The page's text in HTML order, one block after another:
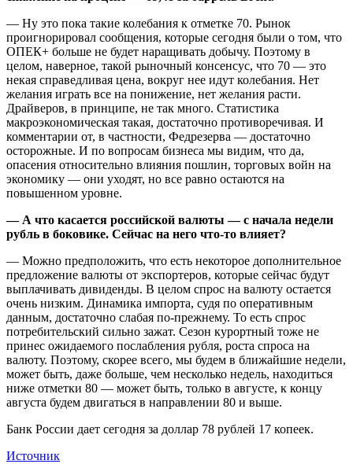
— Ну это пока такие колебания к отметке 70. Рынок
проигнорировал сообщения, которые сегодня были о том, что
ОПЕК+ больше не будет наращивать добычу. Поэтому в
целом, наверное, такой рыночный консенсус, что 70 — это
некая справедливая цена, вокруг нее идут колебания. Нет
желания играть все на понижение, нет желания расти.
Драйверов, в принципе, не так много. Статистика
макроэкономическая такая, достаточно противоречивая. И
комментарии от, в частности, Федрезерва — достаточно
осторожные. И по вопросам бизнеса мы видим, что да,
опасения относительно влияния пошлин, торговых войн на
экономику — они уходят, но все равно остаются на
повышенном уровне.
— А что касается российской валюты — с начала недели
рубль в боковике. Сейчас на него что-то влияет?
— Можно предположить, что есть некоторое дополнительное
предложение валюты от экспортеров, которые сейчас будут
выплачивать дивиденды. В целом спрос на валюту остается
очень низким. Динамика импорта, судя по оперативным
данным, достаточно слабая по-прежнему. То есть спрос
потребительский сильно зажат. Сезон курортный тоже не
принес ожидаемого послабления рубля, роста спроса на
валюту. Поэтому, скорее всего, мы будем в ближайшие недели,
может быть, даже больше, чем несколько недель, находиться
ниже отметки 80 — может быть, только в августе, к концу
августа будем двигаться в направлении 80 и выше.
Банк России дает сегодня за доллар 78 рублей 17 копеек.
Источник